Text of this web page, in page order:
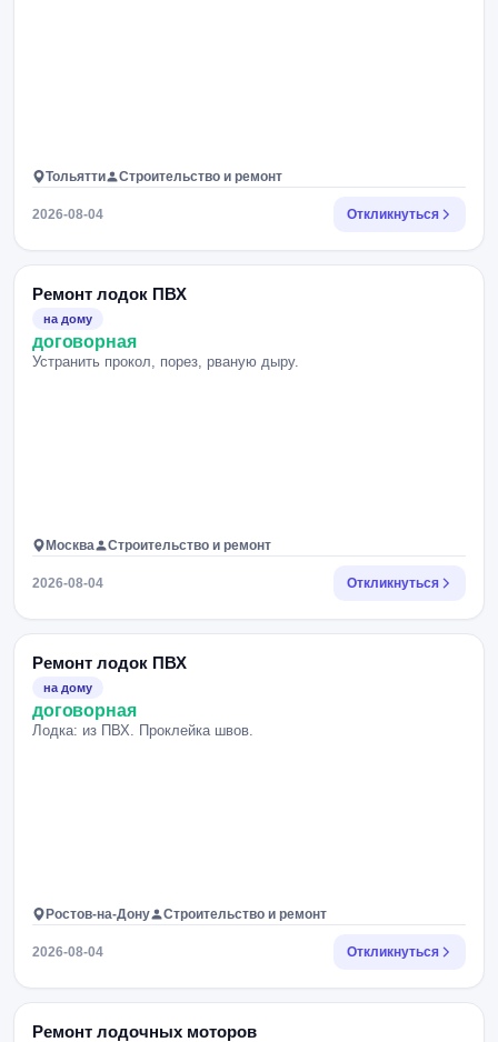
Тольятти Строительство и ремонт
2026-08-04 Откликнуться
Ремонт лодок ПВХ
на дому
договорная
Устранить прокол, порез, рваную дыру.
Москва Строительство и ремонт
2026-08-04 Откликнуться
Ремонт лодок ПВХ
на дому
договорная
Лодка: из ПВХ. Проклейка швов.
Ростов-на-Дону Строительство и ремонт
2026-08-04 Откликнуться
Ремонт лодочных моторов